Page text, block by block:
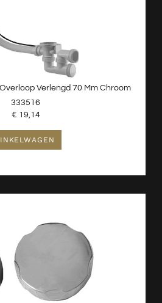
Verlengd 70 Mm Chroom
333516
€ 19,14